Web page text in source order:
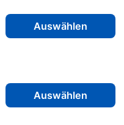
Auswählen
Auswählen